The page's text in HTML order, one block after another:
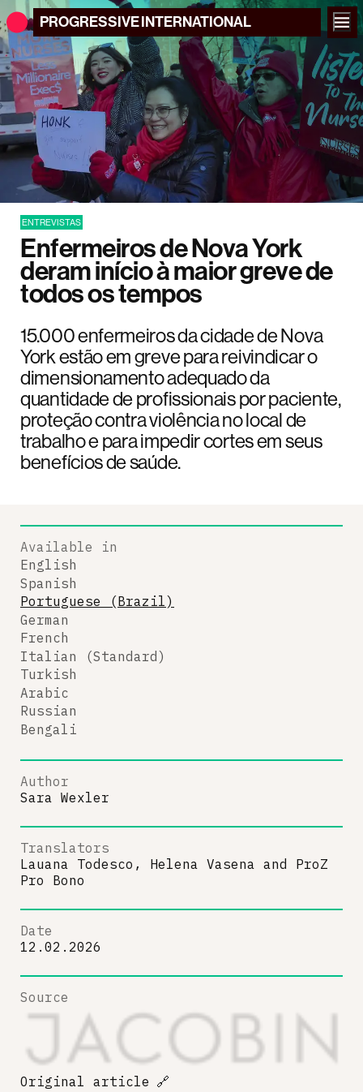
PROGRESSIVEINTERNATIONAL
ENTREVISTAS
Enfermeiros de Nova York
deram início à maior greve de
todos os tempos
15.000 enfermeiros da cidade de Nova
York estão em greve para reivindicar o
dimensionamento adequado da
quantidade de profissionais por paciente,
proteção contra violência no local de
trabalho e para impedir cortes em seus
benefícios de saúde.
Available in
English
Spanish
Portuguese (Brazil)
German
French
Italian (Standard)
Turkish
Arabic
Russian
Bengali
Author
Sara Wexler
Translators
Lauana Todesco, Helena Vasena and ProZ
Pro Bono
Date
12.02.2026
Source
Original article 🔗